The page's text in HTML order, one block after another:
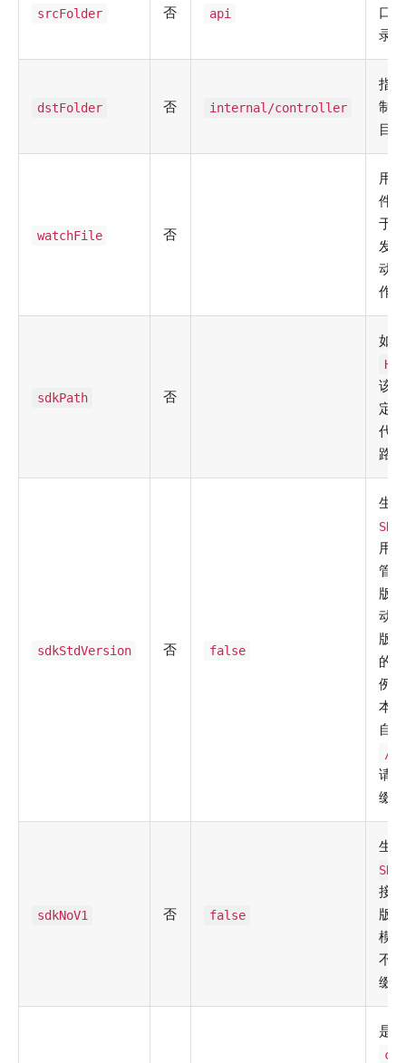
srcFolder 否 api
口
录
dstFolder 否 internal/controller
指
制
目录
watchFile 否
用
件
于
发
动
作
sdkPath 否
如
该
定
代
路径
sdkStdVersion 否 false
生
SDK
用
管
版
动
版
的
例
本
自
/
请
缀。
sdkNoV1 否 false
生
SDK
接
版
模
不
缀。
是